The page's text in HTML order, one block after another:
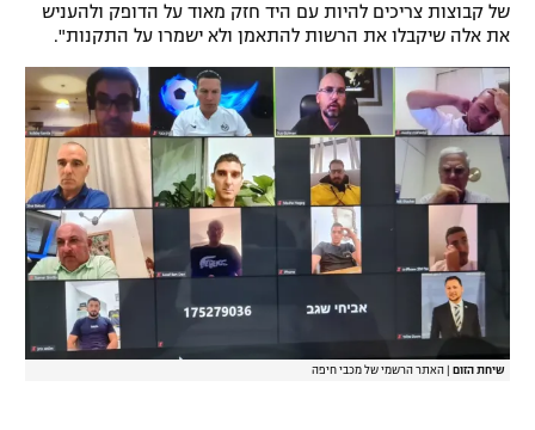
לוח דרושים – ג'ובנט
תגיות
המגזין
של קבוצות צריכים להיות עם היד חזק מאוד על הדופק ולהעניש
את אלה שיקבלו את הרשות להתאמן ולא ישמרו על התקנות".
שיחת הזום האתר הרשמי של מכבי חיפה